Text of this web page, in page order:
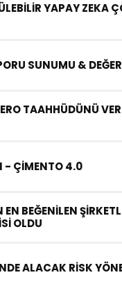
YAPAY ZEKA
SUNUMU &
TAAHHÜDÜNÜ
- ÇİMENTO 4.0
BEĞENİLEN
OLDU
ALACAK RİSK